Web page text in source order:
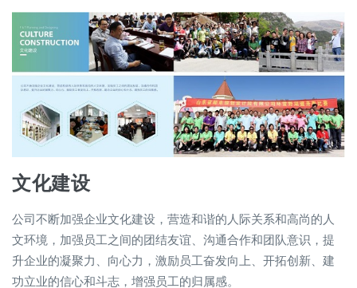
文化建设
公司不断加强企业文化建设，营造和谐的人际关系和高尚的人
文环境，加强员工之间的团结友谊、沟通合作和团队意识，提
升企业的凝聚力、向心力，激励员工奋发向上、开拓创新、建
功立业的信心和斗志，增强员工的归属感。